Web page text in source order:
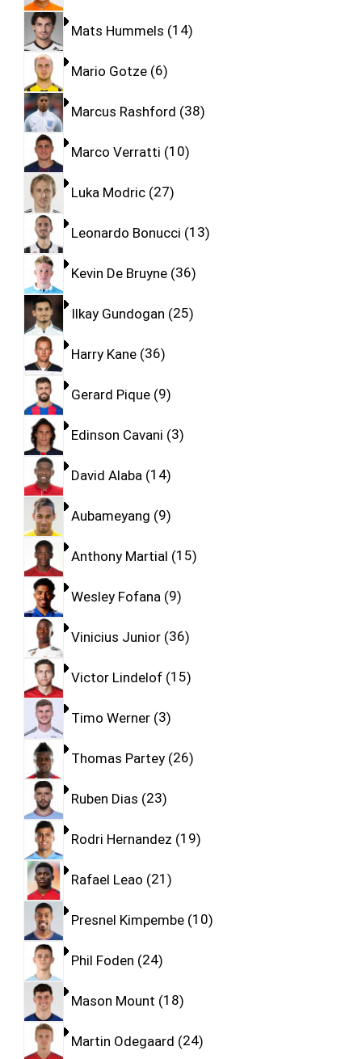
Mats Hummels 14
Mario Gotze 6
Marcus Rashford 38
Marco Verratti 10
Luka Modric 27
Leonardo Bonucci 13
Kevin De Bruyne 36
Ilkay Gundogan 25
Harry Kane 36
Gerard Pique 9
Edinson Cavani 3
David Alaba 14
Aubameyang 9
Anthony Martial 15
Wesley Fofana 9
Vinicius Junior 36
Victor Lindelof 15
Timo Werner 3
Thomas Partey 26
Ruben Dias 23
Rodri Hernandez 19
Rafael Leao 21
Presnel Kimpembe 10
Phil Foden 24
Mason Mount 18
Martin Odegaard 24